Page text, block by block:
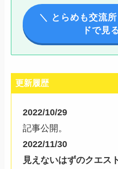
＼ とらめも交流
ドで見
更新履歴
2022/10/29
記事公開。
2022/11/30
見えないはずのクエス